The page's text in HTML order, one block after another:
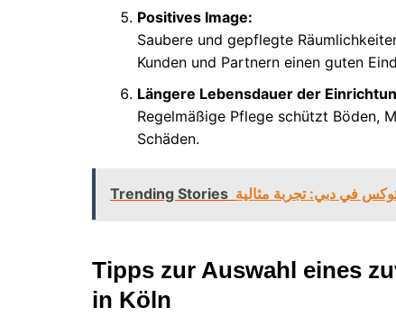
Positives Image:
Saubere und gepflegte
Kunden und Partnern einen guten
Längere Lebensdauer der
Regelmäßige Pflege schützt Böden,
Schäden.
Trending Stories في دبي: تجربة مثالية
Tipps zur Auswahl eines
in Köln